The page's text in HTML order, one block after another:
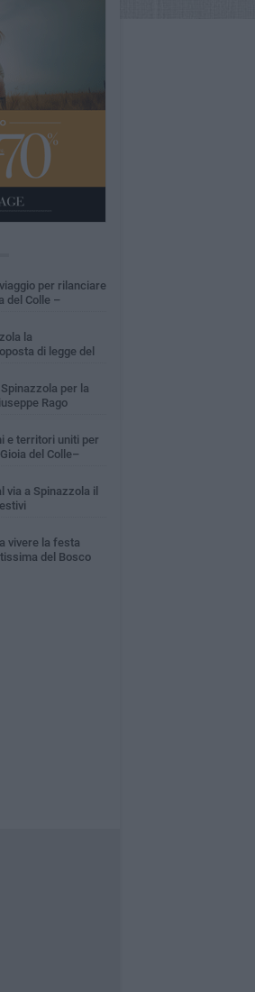
per rilanciare
del Colle –
la
di legge del
per la
Rago
e territori uniti per
del Colle–
via a Spinazzola il
vivere la festa
del Bosco